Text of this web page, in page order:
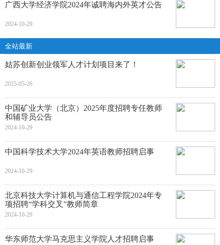
广西大学经济学院2024年诚聘海内外英才公告
2024-10-29
全站最新
姑苏创新创业领军人才计划项目来了！
2025-05-26
中国矿业大学（北京）2025年度招聘专任教师
和辅导员公告
2024-10-29
中国科学技术大学2024年英语教师招聘启事
2024-10-29
北京科技大学计算机与通信工程学院2024年专
项招聘“学科交叉”教师简章
2024-10-29
华东师范大学马克思主义学院人才招聘启事